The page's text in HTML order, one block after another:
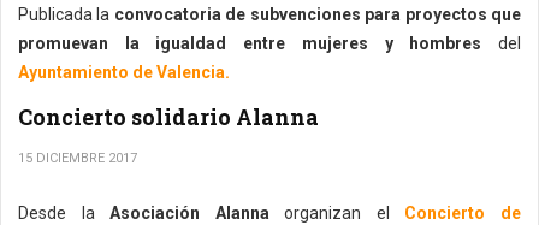
Publicada la convocatoria de subvenciones para proyectos que
promuevan la igualdad entre mujeres y hombres del
Ayuntamiento de Valencia.
Concierto solidario Alanna
15 DICIEMBRE 2017
Desde laAsociación Alanna organizan el Concierto de